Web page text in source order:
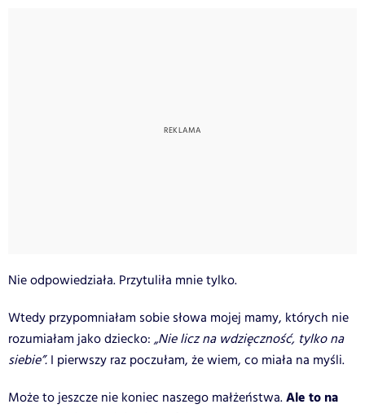
Nie odpowiedziała. Przytuliła mnie tylko.
Wtedy przypomniałam sobie słowa mojej mamy, których nie
rozumiałam jako dziecko:„Nie licz na wdzięczność, tylko na
siebie”. I pierwszy raz poczułam, że wiem, co miała na myśli.
Może to jeszcze nie koniec naszego małżeństwa.Ale to na